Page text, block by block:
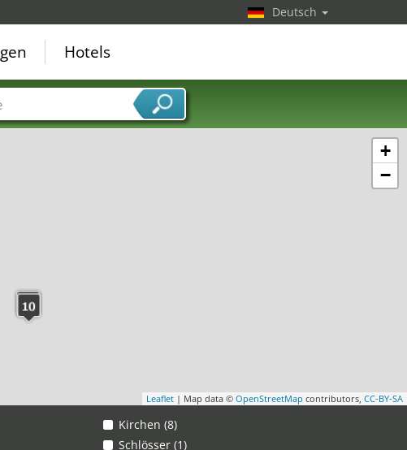
+
−
Leaflet | Map data © OpenStreetMap contributors, CC-BY-SA
Kirchen (8)
Schlösser (1)
Deutsch
Hotels